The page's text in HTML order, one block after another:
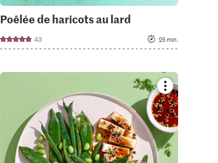
Poêlée de haricots au lard
43 25 min.
Bookmark
recipe
or
add
it
to
your
collections.